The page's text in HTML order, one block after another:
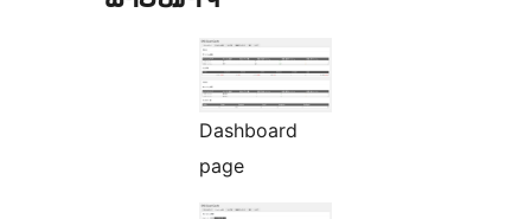
Dashboard
page